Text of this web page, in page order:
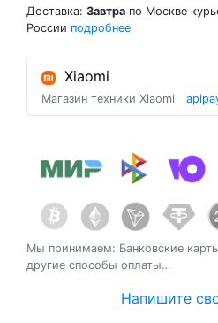
Доставка: Завтра по Москве
России подробнее
Xiaomi
Магазин техники Xiaomi
Мы принимаем: Банковские
другие способы оплаты…
Напишите